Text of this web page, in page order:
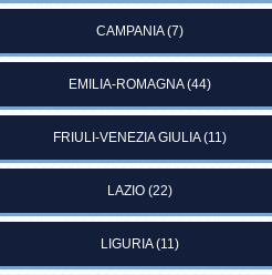
CAMPANIA(7)
EMILIA-ROMAGNA(44)
FRIULI-VENEZIA GIULIA(11)
LAZIO(22)
LIGURIA(11)